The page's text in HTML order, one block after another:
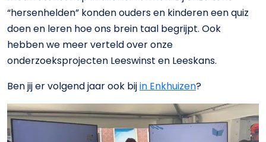
“hersenhelden” konden ouders en kinderen een quiz
doen en leren hoe ons brein taal begrijpt. Ook
hebben we meer verteld over onze
onderzoeksprojecten Leeswinst en Leeskans.
Ben jij er volgend jaar ook bijin Enkhuizen?